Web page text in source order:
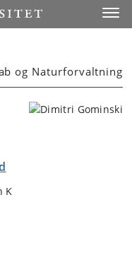
og Naturforvaltning
K